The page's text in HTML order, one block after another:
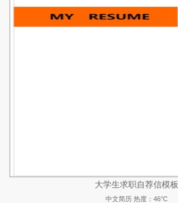
大学生求职自荐信模板
中文简历 热度：46°C